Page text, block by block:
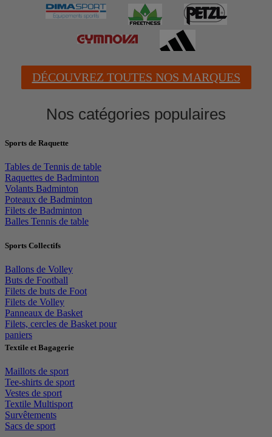
DÉCOUVREZ TOUTES NOS MARQUES
Nos catégories populaires
Sports de Raquette
Tables de Tennis de table
Raquettes de Badminton
Volants Badminton
Poteaux de Badminton
Filets de Badminton
Balles Tennis de table
Sports Collectifs
Ballons de Volley
Buts de Football
Filets de buts de Foot
Filets de Volley
Panneaux de Basket
Filets, cercles de Basket pour
paniers
Textile et Bagagerie
Maillots de sport
Tee-shirts de sport
Vestes de sport
Textile Multisport
Survêtements
Sacs de sport